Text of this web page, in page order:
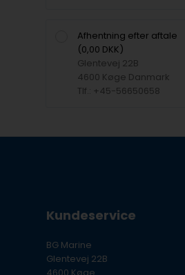
Afhentning efter aftale
(0,00 DKK)
Glentevej 22B
4600 Køge Danmark
Tlf.: +45-56650658
Kundeservice
BG Marine
Glentevej 22B